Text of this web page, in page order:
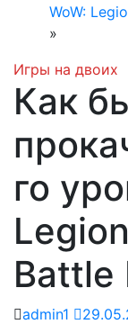
WoW:
»
Игры на двоих
Как
го
Battle
admin1